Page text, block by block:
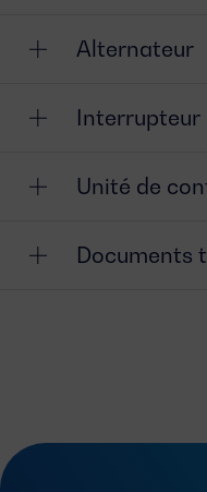
Alternateur
Interrupteur
Unité de
Documents